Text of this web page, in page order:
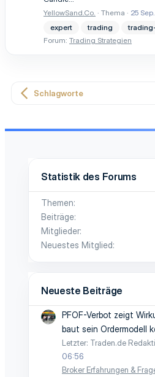
YellowSand.Co.
Thema 25
expert
trading
Forum: Trading Strategien
Schlagworte
Statistik des Forums
Themen
Beiträge
Mitglieder
Neuestes Mitglied
Neueste Beiträge
PFOF-Verbot zeigt
baut sein Ordermodell
Letzter: Traden.de
06:56
Broker Erfahrungen &